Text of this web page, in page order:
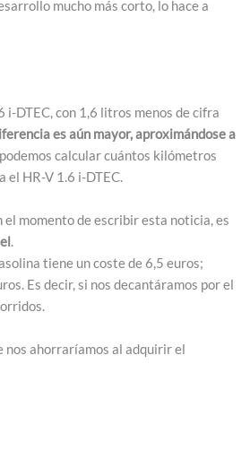
mucho más corto, lo hace a
DTEC, con 1,6 litros menos de cifra
es aún mayor, aproximándose a
calcular cuántos kilómetros
el HR-V 1.6 i-DTEC.
momento de escribir esta noticia, es
.
tiene un coste de 6,5 euros;
Es decir, si nos decantáramos por el
nos ahorraríamos al adquirir el